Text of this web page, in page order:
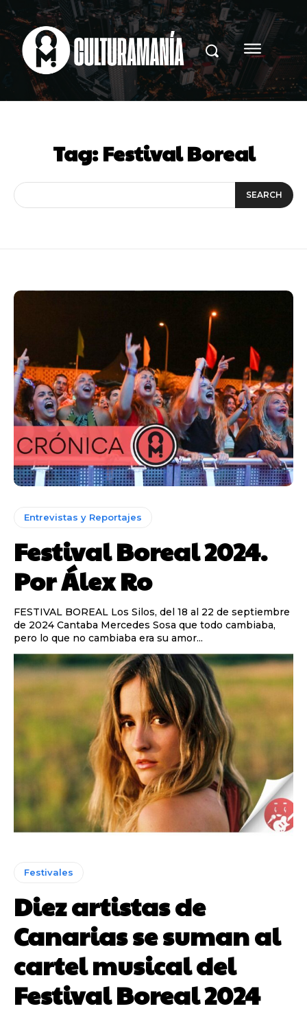
Tag:Festival Boreal
SEARCH
Entrevistas y Reportajes
Festival Boreal 2024.
Por Álex Ro
FESTIVAL BOREAL Los Silos, del 18 al 22 de septiembre
de 2024 Cantaba Mercedes Sosa que todo cambiaba,
pero lo que no cambiaba era su amor...
Festivales
Diez artistas de
Canarias se suman al
cartel musical del
Festival Boreal 2024